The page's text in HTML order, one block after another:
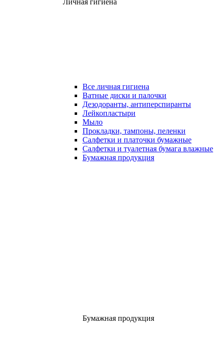
Личная гигиена
Все личная гигиена
Ватные диски и палочки
Дезодоранты, антиперспиранты
Лейкопластыри
Мыло
Прокладки, тампоны, пеленки
Салфетки и платочки бумажные
Салфетки и туалетная бумага влажные
Бумажная продукция
Бумажная продукция